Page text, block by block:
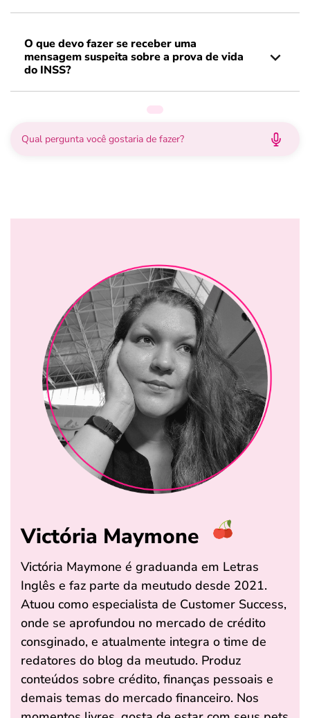
O que devo fazer se receber uma
mensagem suspeita sobre a prova de vida
do INSS?
Victória Maymone
Victória Maymone é graduanda em Letras
Inglês e faz parte da meutudo desde 2021.
Atuou como especialista de Customer Success,
onde se aprofundou no mercado de crédito
consginado, e atualmente integra o time de
redatores do blog da meutudo. Produz
conteúdos sobre crédito, finanças pessoais e
demais temas do mercado financeiro. Nos